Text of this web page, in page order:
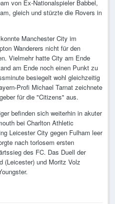
von Ex-Nationalspieler Babbel,
gleich und stürzte die Rovers in
Manchester City im
Wanderers nicht für den
Vielmehr hatte City am Ende
am Ende noch einen Punkt zu
besiegelt wohl gleichzeitig
Profi Michael Tarnat zeichnete
für die "Citizens" aus.
befinden sich weiterhin in akuter
bei Charlton Athletic
Leicester City gegen Fulham leer
nach torlosem ersten
des FC. Das Duell der
(Leicester) und Moritz Volz